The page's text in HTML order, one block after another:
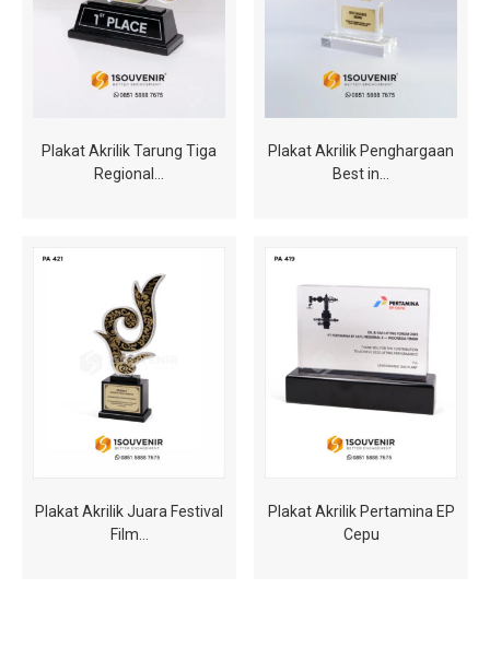
Plakat Akrilik Tarung Tiga
Regional…
Plakat Akrilik Penghargaan
Best in…
Plakat Akrilik Juara Festival
Film…
Plakat Akrilik Pertamina EP
Cepu